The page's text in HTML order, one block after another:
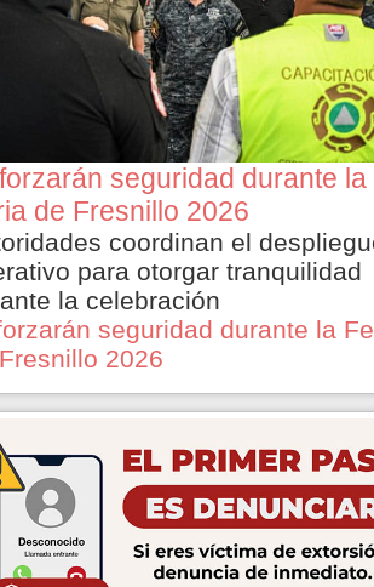
seguridad durante la
de Fresnillo 2026
coordinan el
para otorgar tranquilidad
la celebración
seguridad durante la
2026